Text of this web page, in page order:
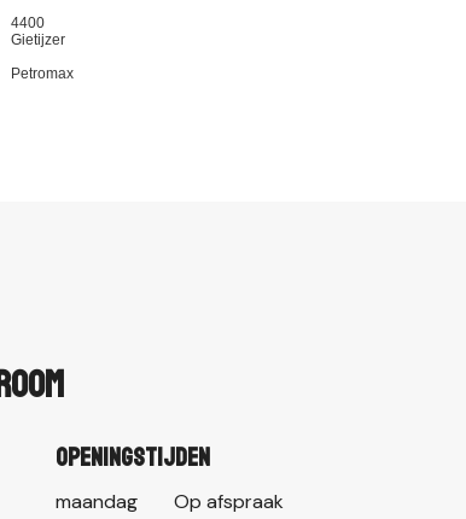
4400
Gietijzer
Petromax
Openingstijden
maandag
Op afspraak